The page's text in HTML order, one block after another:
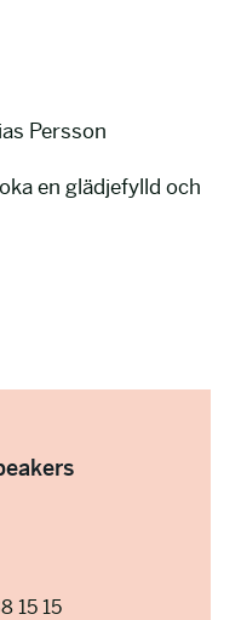
Persson
en glädjefylld och
15 15